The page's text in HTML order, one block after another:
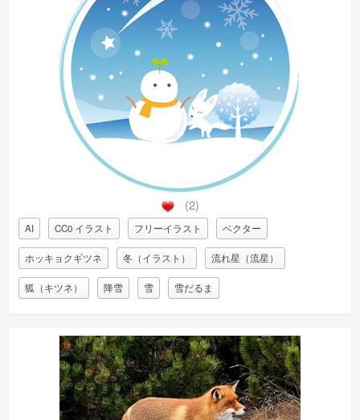
(2)
AI CC0 イラスト フリーイラスト ベクター
ホッキョクギツネ 冬（イラスト） 流れ星（流星）
狐（キツネ） 降雪 雪 雪だるま